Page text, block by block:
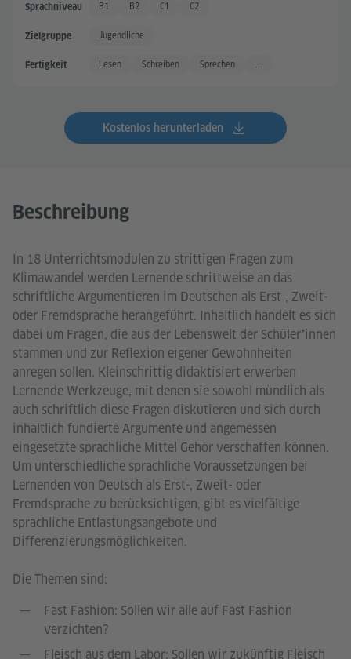
Sprachniveau Gute Sprachkenntnisse
B1 Gute Sprachkenntnisse +
B2 Sehr gute Sprachkenntnisse
C1 Sehr gute Sprachkenntnisse +
C2
Zielgruppe Jugendliche
Fertigkeit Lesen Schreiben Sprechen ...
Kostenlos herunterladen
Beschreibung
In 18 Unterrichtsmodulen zu strittigen Fragen zum
Klimawandel werden Lernende schrittweise an das
schriftliche Argumentieren im Deutschen als Erst-, Zweit-
oder Fremdsprache herangeführt. Inhaltlich handelt es sich
dabei um Fragen, die aus der Lebenswelt der Schüler*innen
stammen und zur Reflexion eigener Gewohnheiten
anregen sollen. Kleinschrittig didaktisiert erwerben
Lernende Werkzeuge, mit denen sie sowohl mündlich als
auch schriftlich diese Fragen diskutieren und sich durch
inhaltlich fundierte Argumente und angemessen
eingesetzte sprachliche Mittel Gehör verschaffen können.
Um unterschiedliche sprachliche Voraussetzungen bei
Lernenden von Deutsch als Erst-, Zweit- oder
Fremdsprache zu berücksichtigen, gibt es vielfältige
sprachliche Entlastungsangebote und
Differenzierungsmöglichkeiten.
Die Themen sind:
Fast Fashion: Sollen wir alle auf Fast Fashion
verzichten?
Fleisch aus dem Labor: Sollen wir zukünftig Fleisch